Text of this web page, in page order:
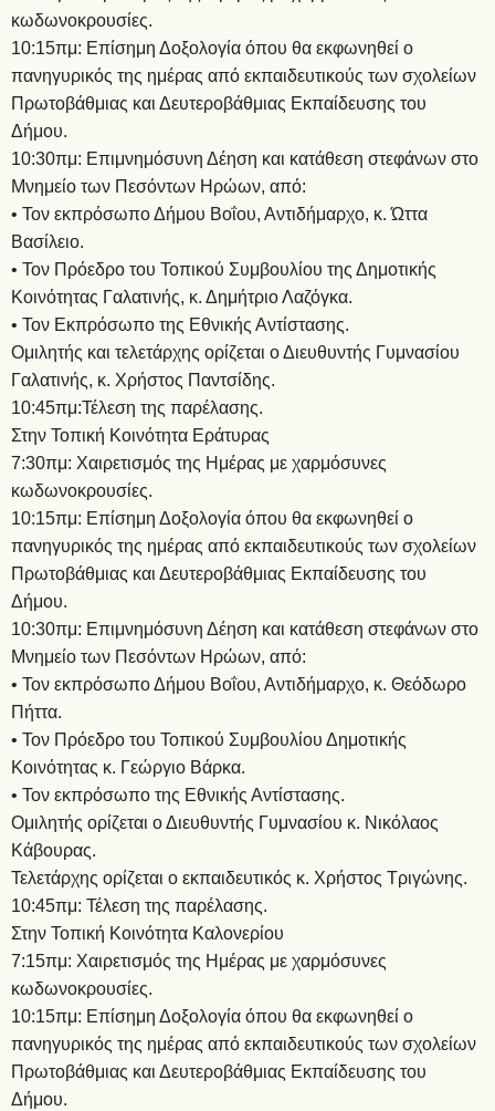
κωδωνοκρουσίες.
10:15πμ: Επίσημη Δοξολογία όπου θα εκφωνηθεί ο
πανηγυρικός της ημέρας από εκπαιδευτικούς των σχολείων
Πρωτοβάθμιας και Δευτεροβάθμιας Εκπαίδευσης του
Δήμου.
10:30πμ: Επιμνημόσυνη Δέηση και κατάθεση στεφάνων στο
Μνημείο των Πεσόντων Ηρώων, από:
• Τον εκπρόσωπο Δήμου Βοΐου, Αντιδήμαρχο, κ. Ώττα
Βασίλειο.
• Τον Πρόεδρο του Τοπικού Συμβουλίου της Δημοτικής
Κοινότητας Γαλατινής, κ. Δημήτριο Λαζόγκα.
• Τον Εκπρόσωπο της Εθνικής Αντίστασης.
Ομιλητής και τελετάρχης ορίζεται ο Διευθυντής Γυμνασίου
Γαλατινής, κ. Χρήστος Παντσίδης.
10:45πμ:Τέλεση της παρέλασης.
Στην Τοπική Κοινότητα Εράτυρας
7:30πμ: Χαιρετισμός της Ημέρας με χαρμόσυνες
κωδωνοκρουσίες.
10:15πμ: Επίσημη Δοξολογία όπου θα εκφωνηθεί ο
πανηγυρικός της ημέρας από εκπαιδευτικούς των σχολείων
Πρωτοβάθμιας και Δευτεροβάθμιας Εκπαίδευσης του
Δήμου.
10:30πμ: Επιμνημόσυνη Δέηση και κατάθεση στεφάνων στο
Μνημείο των Πεσόντων Ηρώων, από:
• Τον εκπρόσωπο Δήμου Βοΐου, Αντιδήμαρχο, κ. Θεόδωρο
Πήττα.
• Τον Πρόεδρο του Τοπικού Συμβουλίου Δημοτικής
Κοινότητας κ. Γεώργιο Βάρκα.
• Τον εκπρόσωπο της Εθνικής Αντίστασης.
Ομιλητής ορίζεται ο Διευθυντής Γυμνασίου κ. Νικόλαος
Κάβουρας.
Τελετάρχης ορίζεται ο εκπαιδευτικός κ. Χρήστος Τριγώνης.
10:45πμ: Τέλεση της παρέλασης.
Στην Τοπική Κοινότητα Καλονερίου
7:15πμ: Χαιρετισμός της Ημέρας με χαρμόσυνες
κωδωνοκρουσίες.
10:15πμ: Επίσημη Δοξολογία όπου θα εκφωνηθεί ο
πανηγυρικός της ημέρας από εκπαιδευτικούς των σχολείων
Πρωτοβάθμιας και Δευτεροβάθμιας Εκπαίδευσης του
Δήμου.